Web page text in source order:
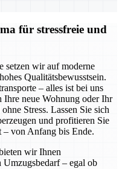
für stressfreie und
setzen wir auf moderne
Qualitätsbewusstsein.
– alles ist bei uns
Ihre neue Wohnung oder Ihr
Stress. Lassen Sie sich
und profitieren Sie
von Anfang bis Ende.
wir Ihnen
Umzugsbedarf – egal ob